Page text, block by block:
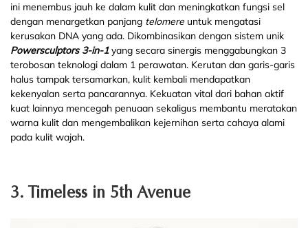
ini menembus jauh ke dalam kulit dan meningkatkan fungsi sel
dengan menargetkan panjang telomere untuk mengatasi
kerusakan DNA yang ada. Dikombinasikan dengan sistem unik
Powersculptors 3-in-1yang secara sinergis menggabungkan 3
terobosan teknologi dalam 1 perawatan. Kerutan dan garis-garis
halus tampak tersamarkan, kulit kembali mendapatkan
kekenyalan serta pancarannya. Kekuatan vital dari bahan aktif
kuat lainnya mencegah penuaan sekaligus membantu meratakan
warna kulit dan mengembalikan kejernihan serta cahaya alami
pada kulit wajah.
3. Timeless in 5th Avenue